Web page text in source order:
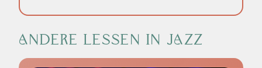
ANDERE LESSEN IN JAZZ